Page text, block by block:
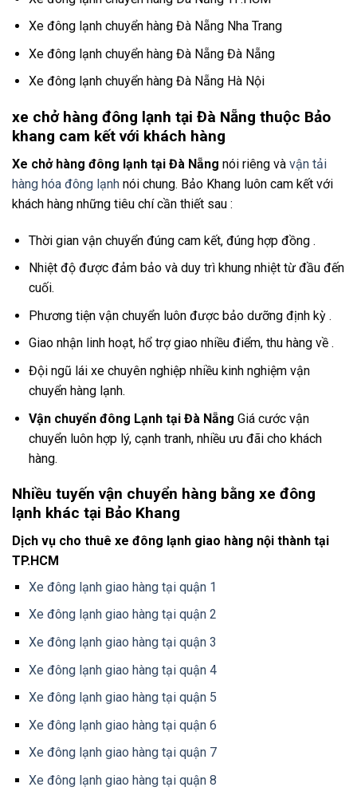
Xe đông lạnh chuyển hàng Đà Nẵng Nha Trang
Xe đông lạnh chuyển hàng Đà Nẵng Đà Nẵng
Xe đông lạnh chuyển hàng Đà Nẵng Hà Nội
xe chở hàng đông lạnh tại Đà Nẵng thuộc Bảo
khang cam kết với khách hàng
Xe chở hàng đông lạnh tại Đà Nẵng nói riêng và vận tải
hàng hóa đông lạnh nói chung. Bảo Khang luôn cam kết với
khách hàng những tiêu chí cần thiết sau :
Thời gian vận chuyển đúng cam kết, đúng hợp đồng .
Nhiệt độ được đảm bảo và duy trì khung nhiệt từ đầu đến
cuối.
Phương tiện vận chuyển luôn được bảo dưỡng định kỳ .
Giao nhận linh hoạt, hổ trợ giao nhiều điểm, thu hàng về .
Đội ngũ lái xe chuyên nghiệp nhiều kinh nghiệm vận
chuyển hàng lạnh.
Vận chuyển đông Lạnh tại Đà Nẵng Giá cước vận
chuyển luôn hợp lý, cạnh tranh, nhiều ưu đãi cho khách
hàng.
Nhiều tuyến vận chuyển hàng bằng xe đông
lạnh khác tại Bảo Khang
Dịch vụ cho thuê xe đông lạnh giao hàng nội thành tại
TP.HCM
Xe đông lạnh giao hàng tại quận 1
Xe đông lạnh giao hàng tại quận 2
Xe đông lạnh giao hàng tại quận 3
Xe đông lạnh giao hàng tại quận 4
Xe đông lạnh giao hàng tại quận 5
Xe đông lạnh giao hàng tại quận 6
Xe đông lạnh giao hàng tại quận 7
Xe đông lạnh giao hàng tại quận 8